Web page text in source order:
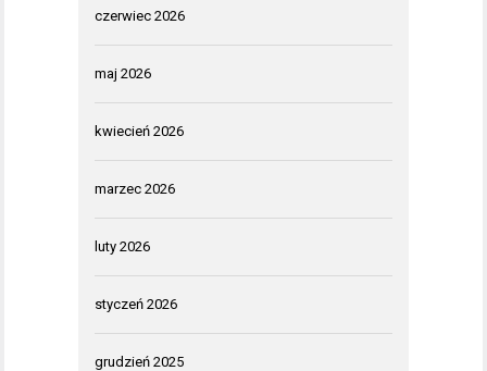
czerwiec 2026
maj 2026
kwiecień 2026
marzec 2026
luty 2026
styczeń 2026
grudzień 2025